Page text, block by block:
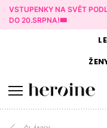
VSTUPENKY NA SVĚT
DO 20.SRPNA!🎟️